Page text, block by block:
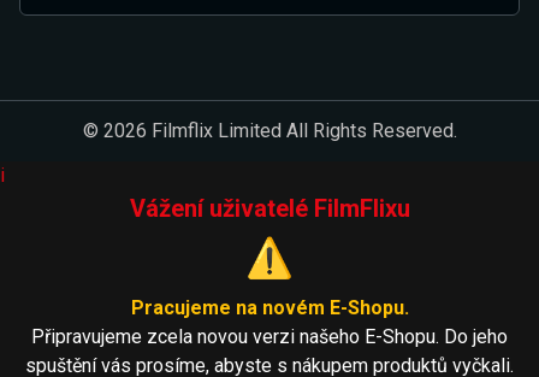
© 2026 Filmflix Limited All Rights Reserved.
i
Vážení uživatelé FilmFlixu
⚠️
Pracujeme na novém E-Shopu.
Připravujeme zcela novou verzi našeho E-Shopu. Do jeho
spuštění vás prosíme, abyste s nákupem produktů vyčkali.